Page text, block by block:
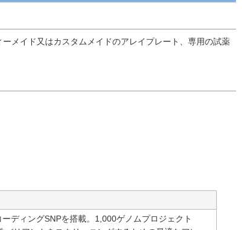
メイド又はカスタムメイドのアレイプレート、専用の試薬
ディングSNPを搭載。1,000ゲノムプロジェクト